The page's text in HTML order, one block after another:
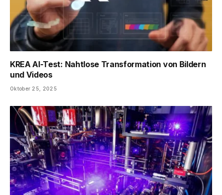
KREA AI-Test: Nahtlose Transformation von Bildern
und Videos
Oktober 25, 2025